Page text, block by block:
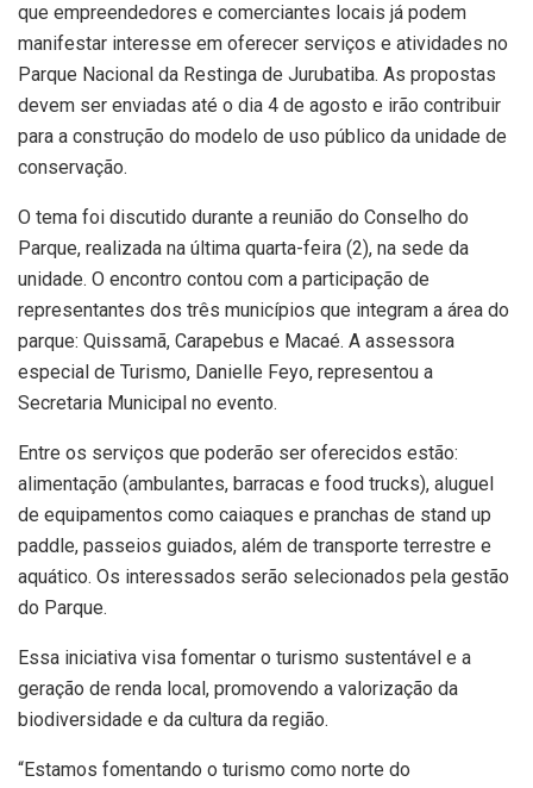
que empreendedores e comerciantes locais já podem
manifestar interesse em oferecer serviços e atividades no
Parque Nacional da Restinga de Jurubatiba. As propostas
devem ser enviadas até o dia 4 de agosto e irão contribuir
para a construção do modelo de uso público da unidade de
conservação.
O tema foi discutido durante a reunião do Conselho do
Parque, realizada na última quarta-feira (2), na sede da
unidade. O encontro contou com a participação de
representantes dos três municípios que integram a área do
parque: Quissamã, Carapebus e Macaé. A assessora
especial de Turismo, Danielle Feyo, representou a
Secretaria Municipal no evento.
Entre os serviços que poderão ser oferecidos estão:
alimentação (ambulantes, barracas e food trucks), aluguel
de equipamentos como caiaques e pranchas de stand up
paddle, passeios guiados, além de transporte terrestre e
aquático. Os interessados serão selecionados pela gestão
do Parque.
Essa iniciativa visa fomentar o turismo sustentável e a
geração de renda local, promovendo a valorização da
biodiversidade e da cultura da região.
“Estamos fomentando o turismo como norte do